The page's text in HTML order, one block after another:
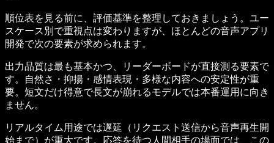
順位表を見る前に、評価基準を整理しておきましょう。ユー
スケース別で重視点は変わりますが、ほとんどの音声アプリ
開発で次の要素が求められます。
出力品質は最も基本かつ、リーダーボードが直接測る要素で
す。自然さ・抑揚・感情表現・多様な内容への安定性が重
要。短文だけ得意で長文が崩れるモデルでは本番運用に向き
ません。
リアルタイム用途では遅延（リクエスト送信から音声再生開
始まで）が重大です。応答を待つ人間相手の場面では、この